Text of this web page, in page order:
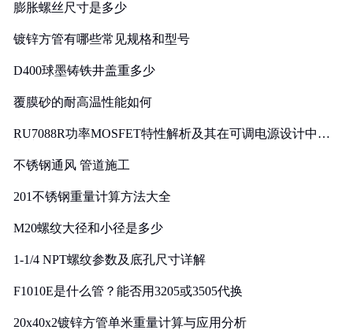
膨胀螺丝尺寸是多少
镀锌方管有哪些常见规格和型号
D400球墨铸铁井盖重多少
覆膜砂的耐高温性能如何
RU7088R功率MOSFET特性解析及其在可调电源设计中的
不锈钢通风 管道施工
201不锈钢重量计算方法大全
M20螺纹大径和小径是多少
1-1/4 NPT螺纹参数及底孔尺寸详解
F1010E是什么管？能否用3205或3505代换
20x40x2镀锌方管单米重量计算与应用分析